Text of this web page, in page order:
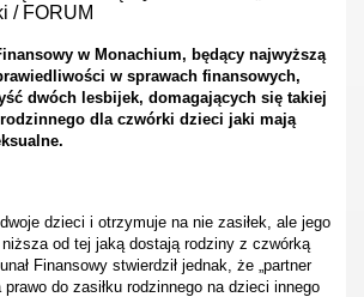
/ FORUM
w Monachium, będący najwyższą
w sprawach finansowych,
dwóch lesbijek, domagających się takiej
dla czwórki dzieci jaki mają
dzieci i otrzymuje na nie zasiłek, ale jego
niższa od tej jaką dostają rodziny z czwórką
Finansowy stwierdził jednak, że „partner
do zasiłku rodzinnego na dzieci innego